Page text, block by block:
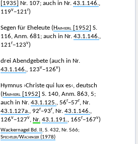
[1935]
Nr. 107; auch in Nr. 43.1.146.,
119v−121r)
Segen für Eheleute ( Haimerl [1952]
S.
116, Anm. 681; auch in Nr. 43.1.146.,
121r−123v)
drei Abendgebete (auch in Nr.
43.1.146., 123v−126v)
Hymnus ›Christe qui lux es‹, deutsch
( Haimerl [1952]
S. 140, Anm. 863, 5;
auch in Nr. 43.1.125., 56r–57r, Nr.
43.1.127a., 92r–93r, Nr. 43.1.146.,
126v−127v, Nr. 43.1.191., 165r−167v)
Wackernagel Bd. II , S. 432, Nr. 566;
Spechtler/Wachinger (1978)